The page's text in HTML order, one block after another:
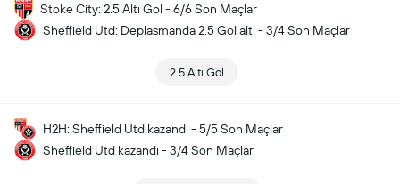
Stoke City: 2.5 Altı Gol - 6/6 Son Maçlar
Sheffield Utd: Deplasmanda 2.5 Gol altı - 3/4 Son Maçlar
2.5 Altı Gol
H2H: Sheffield Utd kazandı - 5/5 Son Maçlar
Sheffield Utd kazandı - 3/4 Son Maçlar